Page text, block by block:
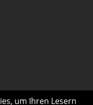
um Ihren Lesern